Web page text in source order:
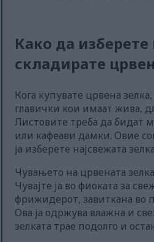
Како да изберете
складирате
Кога купувате црвена зелка,
главички кои имаат жива,
Листовите треба да бидат
или кафеави дамки. Овие
ја изберете најсвежата
Чувањето на црвената
Чувајте ја во фиоката за
фрижидерот, завиткана во
Ова ја одржува влажна и
зелката трае подолго и